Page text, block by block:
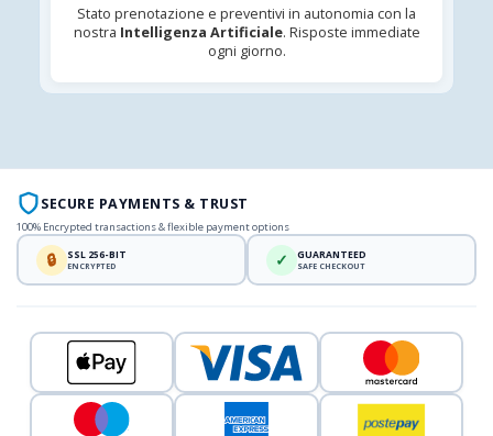
Stato prenotazione e preventivi in autonomia con la
nostra Intelligenza Artificiale. Risposte immediate
ogni giorno.
SECURE PAYMENTS & TRUST
100% Encrypted transactions & flexible payment options
🔒 SSL 256-BIT
ENCRYPTED ✓ GUARANTEED
SAFE CHECKOUT